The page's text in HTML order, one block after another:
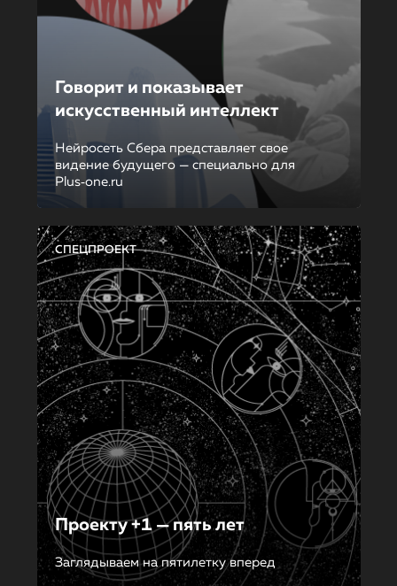
Говорит и показывает
искусственный интеллект
Нейросеть Сбера представляет свое
видение будущего — специально для
Plus‑one.ru
СПЕЦПРОЕКТ
Проекту +1 — пять лет
Заглядываем на пятилетку вперед